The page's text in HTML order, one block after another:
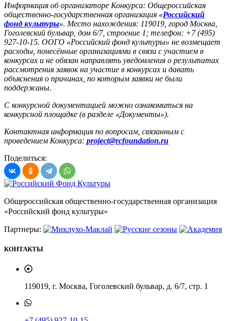
Информация об организаторе Конкурса: Общероссийская
общественно-государственная организация «Российский
фонд культуры». Место нахождения: 119019, город Москва,
Гоголевский бульвар, дом 6/7, строение 1; телефон: +7 (495)
927-10-15. ООГО «Российский фонд культуры» не возмещает
расходы, понесённые организациями в связи с участием в
конкурсах и не обязан направлять уведомления о результатах
рассмотрения заявок на участие в конкурсах и давать
объяснения о причинах, по которым заявки не были
поддержаны.
С конкурсной документацией можно ознакомиться на
конкурсной площадке (в разделе «Документы»).
Контактная информация по вопросам, связанным с
проведением Конкурса: project@rcfoundation.ru
Поделиться:
Общероссийская общественно-государственная организация
«Российский фонд культуры»
Партнеры:
КОНТАКТЫ
119019, г. Москва, Гоголевский бульвар, д. 6/7, стр. 1